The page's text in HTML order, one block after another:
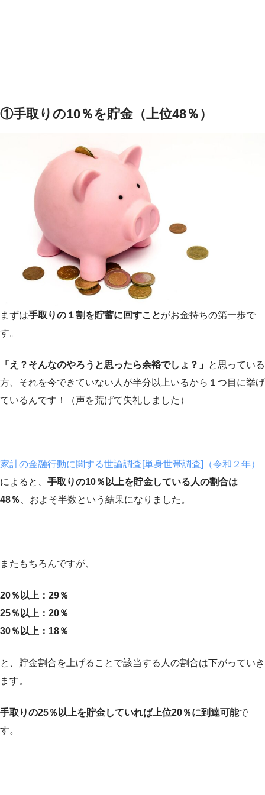
①手取りの10％を貯金（上位48％）
まずは手取りの１割を貯蓄に回すことがお金持ちの第一歩で
す。
「え？そんなのやろうと思ったら余裕でしょ？」 と思っている
方、それを今できていない人が半分以上いるから１つ目に挙げ
ているんです！（声を荒げて失礼しました）
家計の金融行動に関する世論調査[単身世帯調査]（令和２年）
によると、 手取りの10％以上を貯金している人の割合は
48％
、およそ半数という結果になりました。
またもちろんですが、
20％以上：29％
25％以上：20％
30％以上：18％
と、貯金割合を上げることで該当する人の割合は下がっていき
ます。
手取りの25％以上を貯金していれば上位20％に到達可能で
す。